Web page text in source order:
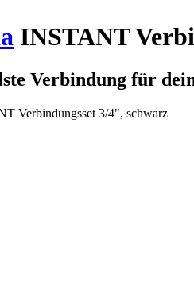
INSTANT
Verbindung für
Verbindungsset 3/4", schwarz